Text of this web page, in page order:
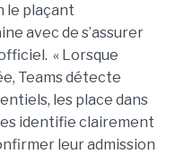
le plaçant
avec de s’assurer
« Lorsque
Teams détecte
les place dans
identifie clairement
leur admission